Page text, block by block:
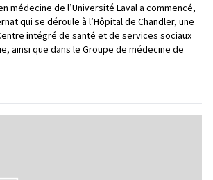
médecine de l’Université Laval a commencé,
qui se déroule à l’Hôpital de Chandler, une
intégré de santé et de services sociaux
ainsi que dans le Groupe de médecine de